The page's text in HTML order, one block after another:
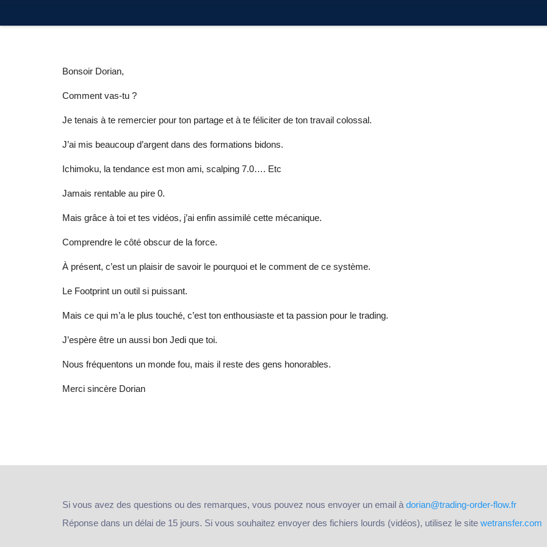
Bonsoir Dorian,
Comment vas-tu ?
Je tenais à te remercier pour ton partage et à te féliciter de ton travail colossal.
J’ai mis beaucoup d’argent dans des formations bidons.
Ichimoku, la tendance est mon ami, scalping 7.0…. Etc
Jamais rentable au pire 0.
Mais grâce à toi et tes vidéos, j’ai enfin assimilé cette mécanique.
Comprendre le côté obscur de la force.
À présent, c’est un plaisir de savoir le pourquoi et le comment de ce système.
Le Footprint un outil si puissant.
Mais ce qui m’a le plus touché, c’est ton enthousiaste et ta passion pour le trading.
J’espère être un aussi bon Jedi que toi.
Nous fréquentons un monde fou, mais il reste des gens honorables.
Merci sincère Dorian
Si vous avez des questions ou des remarques, vous pouvez nous envoyer un email à dorian@trading-order-flow.fr
Réponse dans un délai de 15 jours. Si vous souhaitez envoyer des fichiers lourds (vidéos), utilisez le site wetransfer.com